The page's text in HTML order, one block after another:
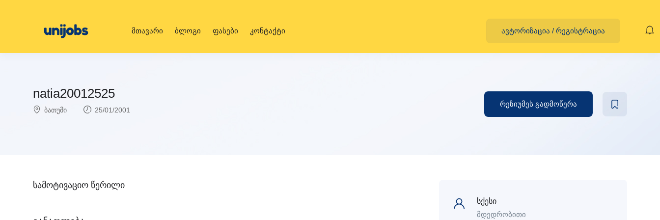
მთავარი ბლოგი ფასები კონტაქტი ავტორიზაცია / რეგისტრაცია
natia20012525
ბათუმი 25/01/2001
რეზიუმეს გადმოწერა
სამოტივაციო წერილი
სქესი
მდედრობითი